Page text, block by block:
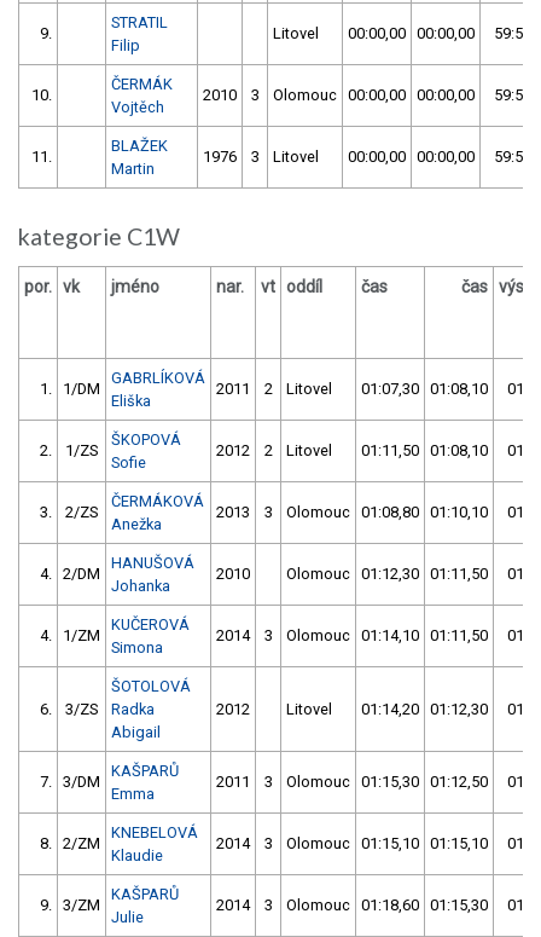
9.
STRATIL
Filip
Litovel 00:00,00 00:00,00
10.
ČERMÁK
Vojtěch
2010 3 Olomouc 00:00,00 00:00,00
11.
BLAŽEK
Martin
1976 3 Litovel 00:00,00 00:00,00
kategorie C1W
por. vk jméno nar. vt oddíl čas čas
1. 1/DM
GABRLÍKOVÁ
Eliška
2011 2 Litovel 01:07,30 01:08,10
2. 1/ZS
ŠKOPOVÁ
Sofie
2012 2 Litovel 01:11,50 01:08,10
3. 2/ZS
ČERMÁKOVÁ
Anežka
2013 3 Olomouc 01:08,80 01:10,10
4. 2/DM
HANUŠOVÁ
Johanka
2010 Olomouc 01:12,30 01:11,50
4. 1/ZM
KUČEROVÁ
Simona
2014 3 Olomouc 01:14,10 01:11,50
6. 3/ZS
ŠOTOLOVÁ
Radka
Abigail
2012 Litovel 01:14,20 01:12,30
7. 3/DM
KAŠPARŮ
Emma
2011 3 Olomouc 01:15,30 01:12,50
8. 2/ZM
KNEBELOVÁ
Klaudie
2014 3 Olomouc 01:15,10 01:15,10
9. 3/ZM
KAŠPARŮ
Julie
2014 3 Olomouc 01:18,60 01:15,30